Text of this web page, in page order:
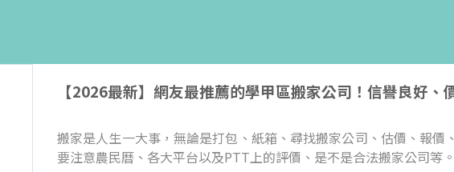
【2026最新】網友最推薦的學甲區搬家公司！信譽良好、
搬家是人生一大事，無論是打包、紙箱、尋找搬家公司、估價、報
要注意農民曆、各大平台以及PTT上的評價、是不是合法搬家公司等